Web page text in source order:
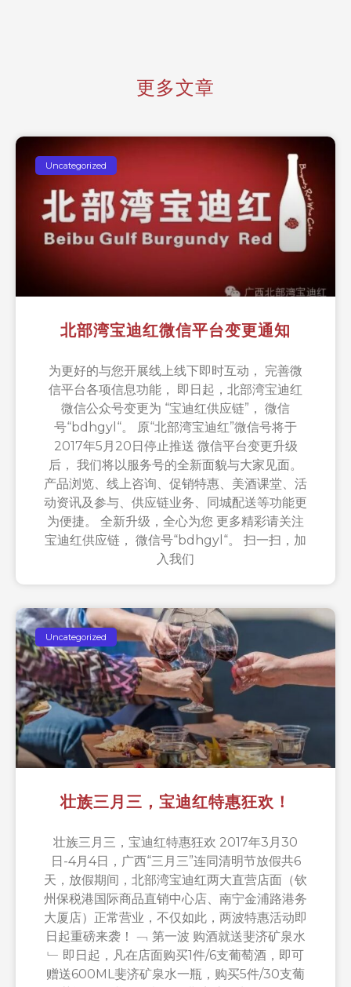
更多文章
Uncategorized
北部湾宝迪红微信平台变更通知
为更好的与您开展线上线下即时互动， 完善微
信平台各项信息功能， 即日起，北部湾宝迪红
微信公众号变更为 “宝迪红供应链”， 微信
号“bdhgyl“。 原“北部湾宝迪红”微信号将于
2017年5月20日停止推送 微信平台变更升级
后， 我们将以服务号的全新面貌与大家见面。
产品浏览、线上咨询、促销特惠、美酒课堂、活
动资讯及参与、供应链业务、同城配送等功能更
为便捷。 全新升级，全心为您 更多精彩请关注
宝迪红供应链， 微信号“bdhgyl“。 扫一扫，加
入我们
Uncategorized
壮族三月三，宝迪红特惠狂欢！
壮族三月三，宝迪红特惠狂欢 2017年3月30
日-4月4日，广西“三月三”连同清明节放假共6
天，放假期间，北部湾宝迪红两大直营店面（钦
州保税港国际商品直销中心店、南宁金浦路港务
大厦店）正常营业，不仅如此，两波特惠活动即
日起重磅来袭！ ﹁ 第一波 购酒就送斐济矿泉水
﹂ 即日起，凡在店面购买1件/6支葡萄酒，即可
赠送600ML斐济矿泉水一瓶，购买5件/30支葡